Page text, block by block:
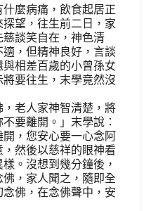
麼病痛，飲食起居正
望，往生前二日，家
談笑自在，神色清
，但精神良好，言談
相差百歲的小曾孫女
要往生，末學竟然沒
老人家神智清楚，將
要離開。」末學說：
開，您安心要一心念阿
然後以慈祥的眼神看
。沒想到幾分鐘後，
，家人聞之，隨即全
佛，在念佛聲中，安